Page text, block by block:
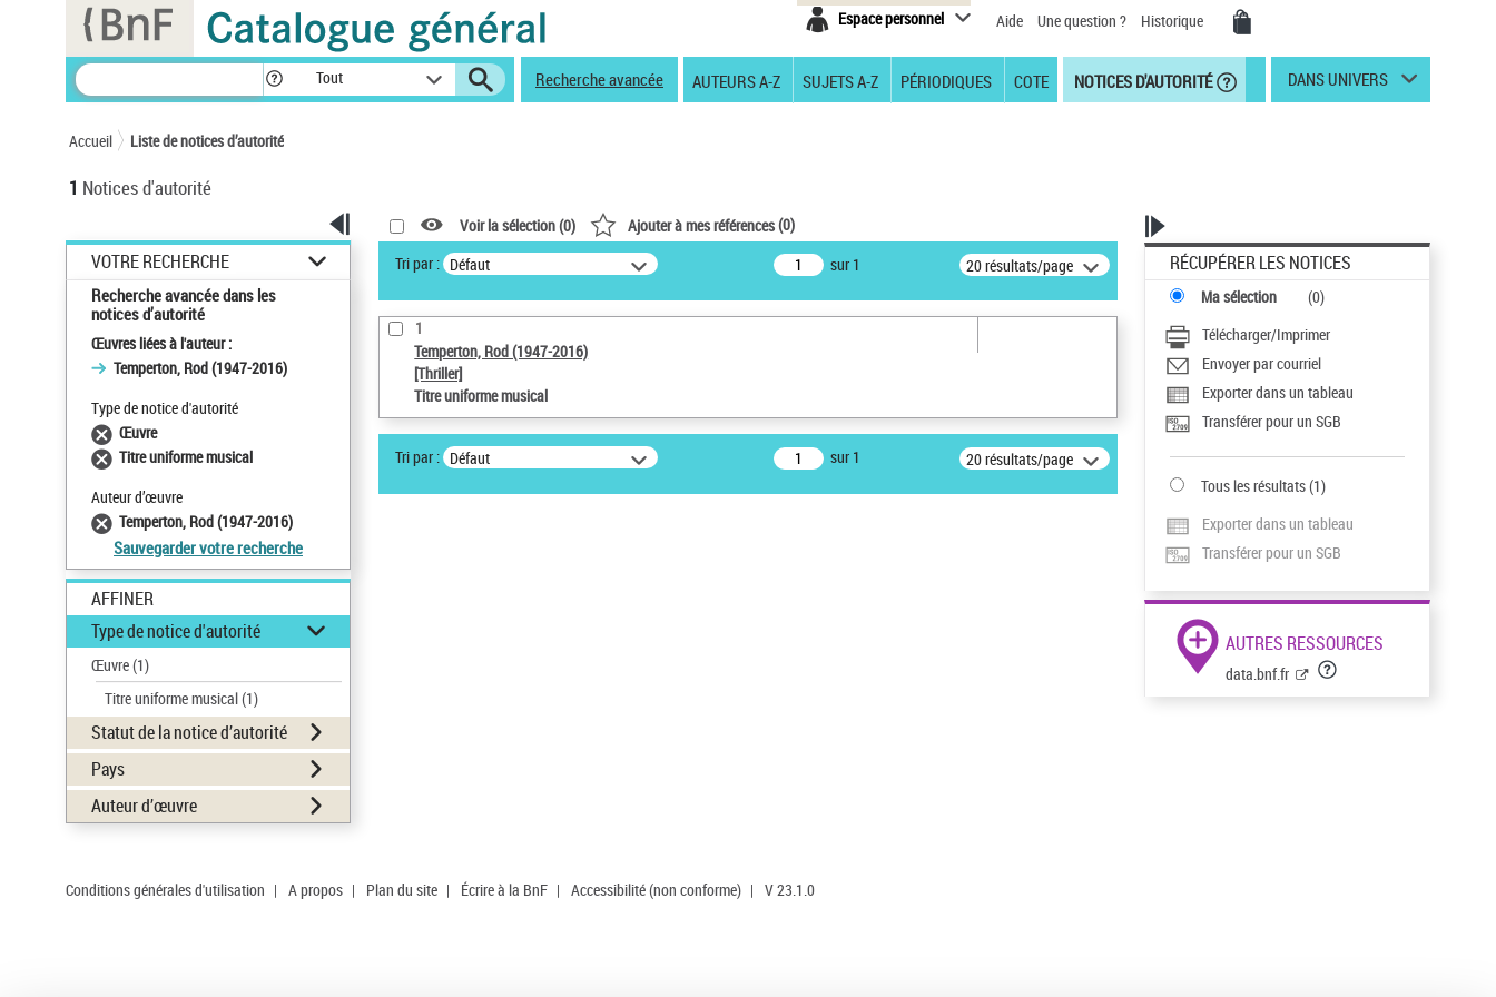
Espace personnel Aide Une question ? Historique
Tout Recherche avancée AUTEURS A-Z SUJETS A-Z PÉRIODIQUES COTE NOTICES D'AUTORITÉ DANS UNIVERS
Accueil Liste de notices d’autorité
1 Notices d'autorité
VOTRE RECHERCHE
Recherche avancée dans les
notices d’autorité
Œuvres liées à l'auteur :
Temperton, Rod (1947-2016)
Type de notice d'autorité
Œuvre
Titre uniforme musical
Auteur d’œuvre
Temperton, Rod (1947-2016)
Sauvegarder votre recherche
AFFINER
Type de notice d'autorité
Œuvre(1)
Titre uniforme musical(1)
Statut de la notice d’autorité
Pays
Auteur d’œuvre
Voir la sélection (0) Ajouter à mes références(0)
Tri par : Défaut sur 1 20 résultats/page
1
Temperton, Rod (1947-2016)
[Thriller]
Titre uniforme musical
Tri par : Défaut sur 1 20 résultats/page
RÉCUPÉRER LES NOTICES
Ma sélection (0)
Télécharger/Imprimer
Envoyer par courriel
Exporter dans un tableau
Transférer pour un SGB
Tous les résultats(1)
Exporter dans un tableau
Transférer pour un SGB
AUTRES RESSOURCES
data.bnf.fr
Conditions générales d'utilisation | A propos | Plan du site | Écrire à la BnF | Accessibilité (non conforme) | V 23.1.0
Panneau de gestion des cookies